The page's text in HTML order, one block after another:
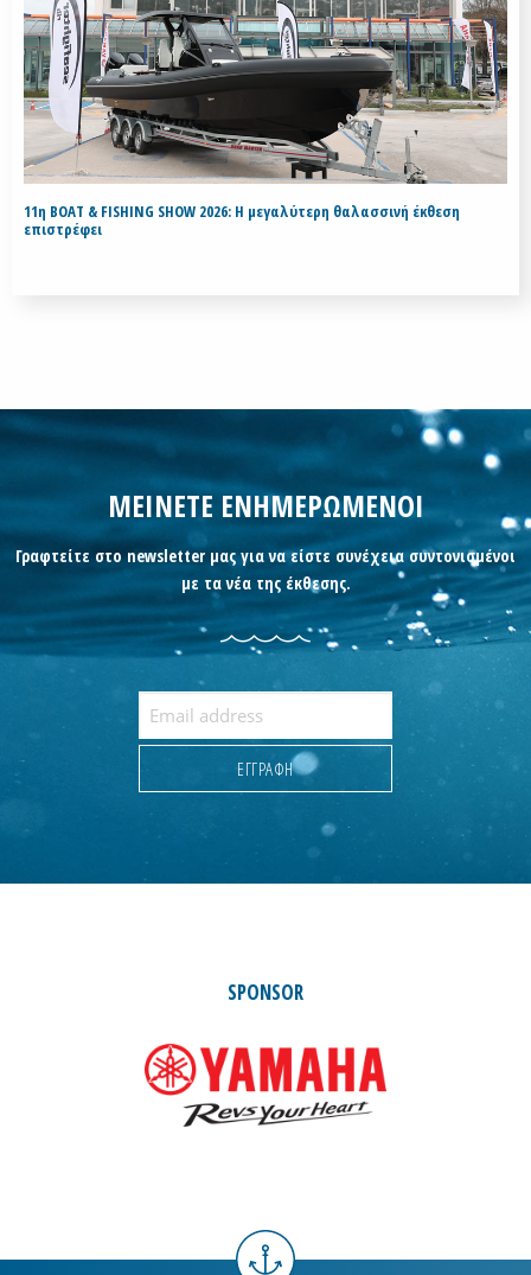
11η BOAT & FISHING SHOW 2026: Η μεγαλύτερη θαλασσινή έκθεση
επιστρέφει
ΜΕΙΝΕΤΕ ΕΝΗΜΕΡΩΜΕΝΟΙ
Γραφτείτε στο newsletter μας για να είστε συνέχεια συντονισμένοι
με τα νέα της έκθεσης.
SPONSOR